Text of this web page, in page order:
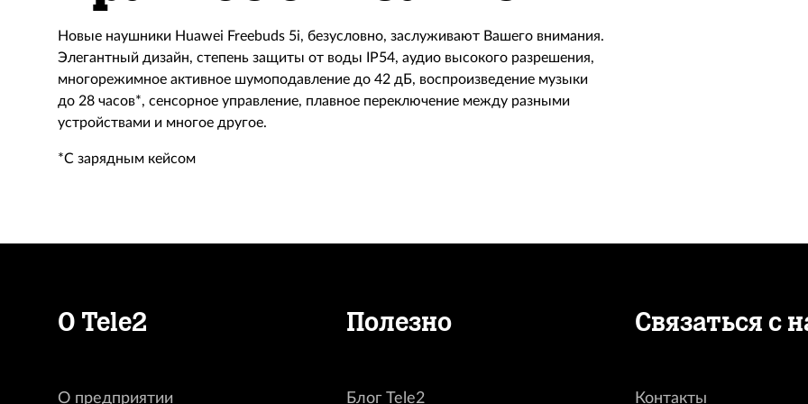
Новые наушники Huawei Freebuds 5i, безусловно, заслуживают Вашего внимания.
Элегантный дизайн, степень защиты от воды IP54, аудио высокого разрешения,
многорежимное активное шумоподавление до 42 дБ, воспроизведение музыки
до 28 часов*, сенсорное управление, плавное переключение между разными
устройствами и многое другое.
*С зарядным кейсом
О Tele2
О предприятии
Полезно
Блог Tele2
Связаться с
Контакты